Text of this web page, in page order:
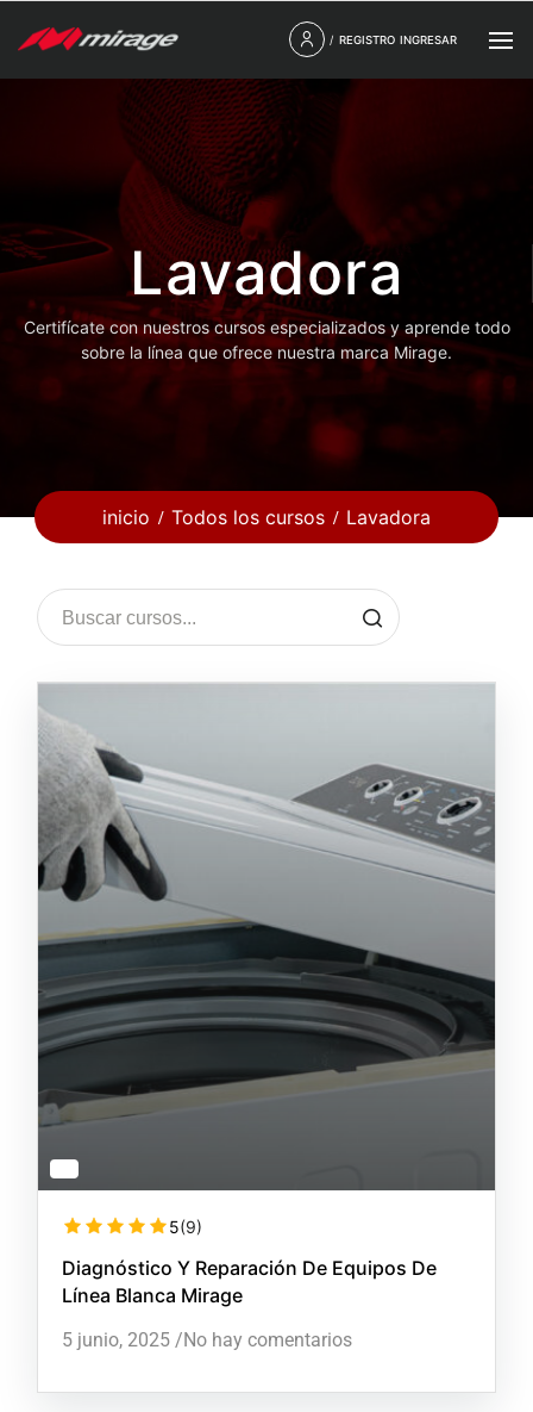
/ REGISTRO INGRESAR
Lavadora
Certifícate con nuestros cursos especializados y aprende todo
sobre la línea que ofrece nuestra marca Mirage.
inicio Todos los cursos Lavadora
5(9)
Diagnóstico Y Reparación De Equipos De
Línea Blanca Mirage
5 junio, 2025 /No hay comentarios